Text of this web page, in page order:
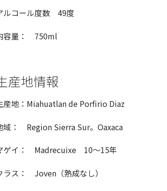
ルコール度数 49度
容量： 750ml
産地情報
産地： Miahuatlan de Porfirio Diaz
域： Region Sierra Sur。 Oaxaca
ゲイ： Madrecuixe 10～15年
ラス： Joven（熟成なし）